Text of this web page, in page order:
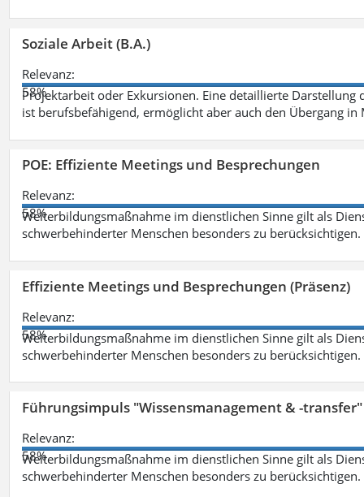
Soziale Arbeit (B.A.)
Relevanz:
58%
Projektarbeit oder Exkursionen. Eine detaillierte
ist berufsbefähigend, ermöglicht aber auch den Übergang in
POE: Effiziente Meetings und Besprechungen
Relevanz:
58%
Weiterbildungsmaßnahme im dienstlichen Sinne gilt als
schwerbehinderter Menschen besonders zu berücksichtigen.
Effiziente Meetings und Besprechungen (Präsenz)
Relevanz:
58%
Weiterbildungsmaßnahme im dienstlichen Sinne gilt als
schwerbehinderter Menschen besonders zu berücksichtigen.
Führungsimpuls "Wissensmanagement & -
Relevanz:
58%
Weiterbildungsmaßnahme im dienstlichen Sinne gilt als
schwerbehinderter Menschen besonders zu berücksichtigen.